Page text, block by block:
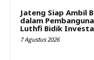
Jateng Siap Ambil
dalam
Luthfi Bidik
7 Agustus 2026